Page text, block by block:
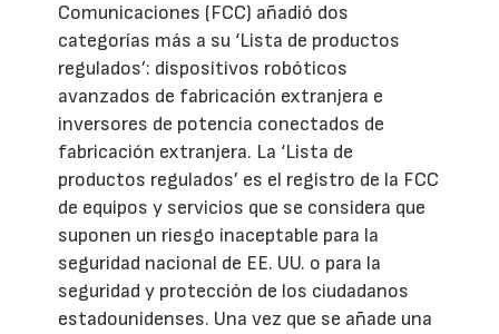
Comunicaciones (FCC) añadió dos
categorías más a su ‘Lista de productos
regulados’: dispositivos robóticos
avanzados de fabricación extranjera e
inversores de potencia conectados de
fabricación extranjera. La ‘Lista de
productos regulados’ es el registro de la FCC
de equipos y servicios que se considera que
suponen un riesgo inaceptable para la
seguridad nacional de EE. UU. o para la
seguridad y protección de los ciudadanos
estadounidenses. Una vez que se añade una